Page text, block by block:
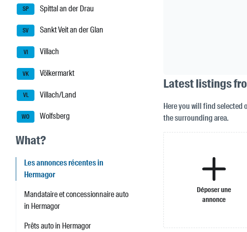
SP Spittal an der Drau
SV Sankt Veit an der Glan
VI Villach
VK Völkermarkt
VL Villach/Land
WO Wolfsberg
What?
Les annonces récentes in
Hermagor
Mandataire et concessionnaire auto
in Hermagor
Prêts auto in Hermagor
Latest listings
Here you will find selected
the surrounding area.
Déposer une
annonce